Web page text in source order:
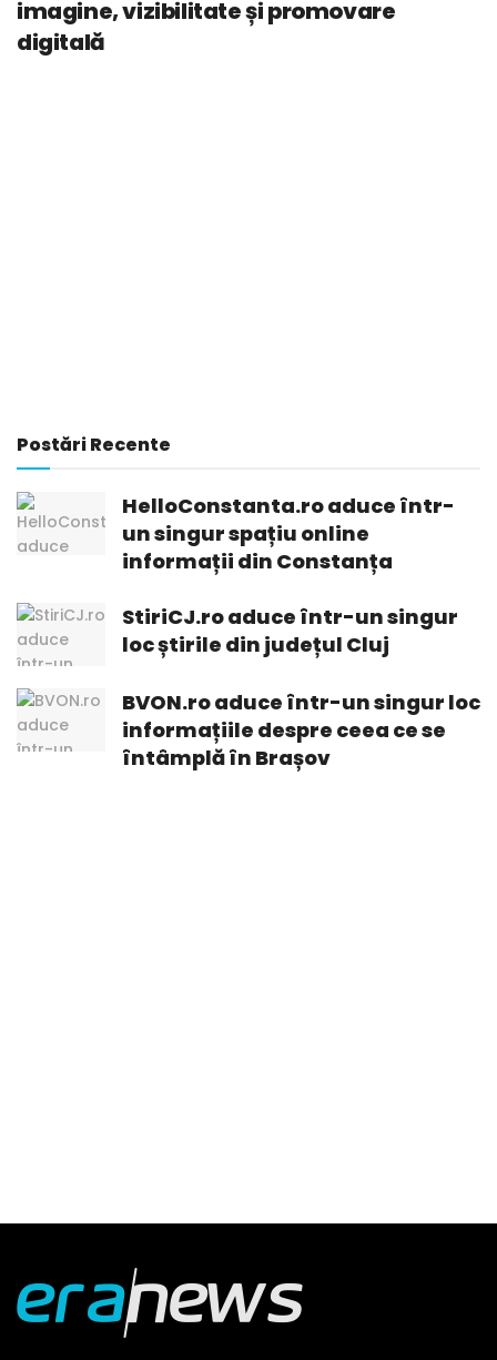
imagine, vizibilitate și promovare
digitală
Postări Recente
HelloConstanta.ro aduce într-
un singur spațiu online
informații din Constanța
StiriCJ.ro aduce într-un singur
loc știrile din județul Cluj
BVON.ro aduce într-un singur loc
informațiile despre ceea ce se
întâmplă în Brașov